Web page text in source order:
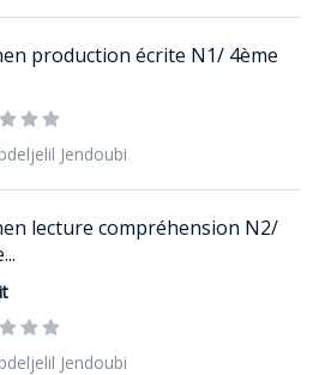
production écrite N1/ 4ème
Jendoubi
lecture compréhension N2/
Jendoubi